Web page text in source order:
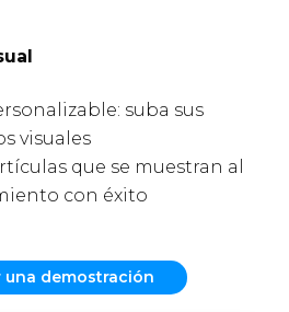
suba sus
visuales
que se muestran al
con éxito
una demostración